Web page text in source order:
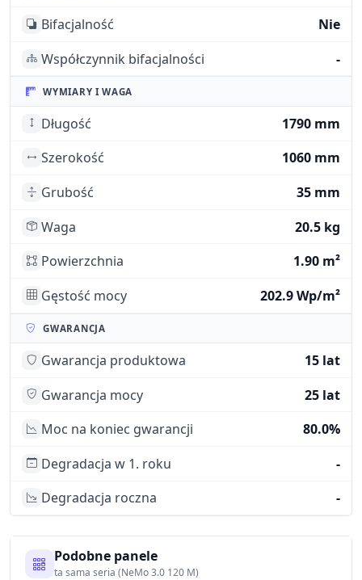
Bifacjalność
Nie
Współczynnik bifacjalności
-
WYMIARY I WAGA
Długość
1790 mm
Szerokość
1060 mm
Grubość
35 mm
Waga
20.5 kg
Powierzchnia
1.90 m²
Gęstość mocy
202.9 Wp/m²
GWARANCJA
Gwarancja produktowa
15 lat
Gwarancja mocy
25 lat
Moc na koniec gwarancji
80.0%
Degradacja w 1. roku
-
Degradacja roczna
-
Podobne panele
ta sama seria (NeMo 3.0 120 M)